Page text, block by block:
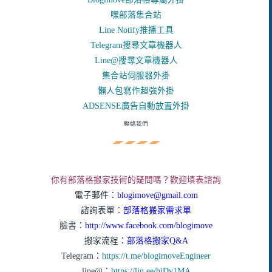
嘿部落集合站
Line Notify推播工具
Telegram搜尋文章機器人
Line@搜尋文章機器人
集合站伺服器外掛
懶人包寫作超強外掛
ADSENSE廣告自動放置外掛
聯絡我們
你有部落格搬家技術的疑問嗎？歡迎填表諮詢
電子郵件： blogimove@gmail.com
諮詢表單： 部落格搬家需求單
臉書： http://www.facebook.com/blogimove
搬家流程： 部落格搬家Q&A
Telegram： https://t.me/blogimoveEngineer